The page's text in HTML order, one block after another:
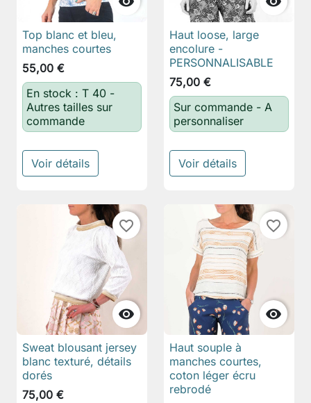
Top blanc et bleu,
manches courtes
55,00 €
En stock : T 40 -
Autres tailles sur
commande
Voir détails
Haut loose, large
encolure -
PERSONNALISABLE
75,00 €
Sur commande - A
personnaliser
Voir détails

favorite_border
Sweat blousant jersey
blanc texturé, détails
dorés
75,00 €

favorite_border
Haut souple à
manches courtes,
coton léger écru
rebrodé